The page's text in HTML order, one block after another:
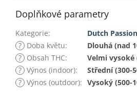
Doplňkové parametry
Kategorie:
Dutch Passion
? Doba květu:
Dlouhá (nad
? Obsah THC:
Velmi vysoké
? Výnos (indoor):
Střední (300-
? Výnos (outdoor): Vysoký (500-